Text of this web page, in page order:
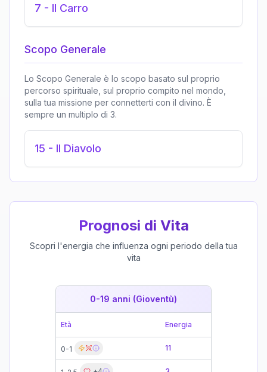
7 - Il Carro
Scopo Generale
Lo Scopo Generale è lo scopo basato sul proprio
percorso spirituale, sul proprio compito nel mondo,
sulla tua missione per connetterti con il divino. È
sempre un multiplo di 3.
15 - Il Diavolo
Prognosi di Vita
Scopri l'energia che influenza ogni periodo della tua
vita
0-19 anni (Gioventù)
Età Energia
0-1 11